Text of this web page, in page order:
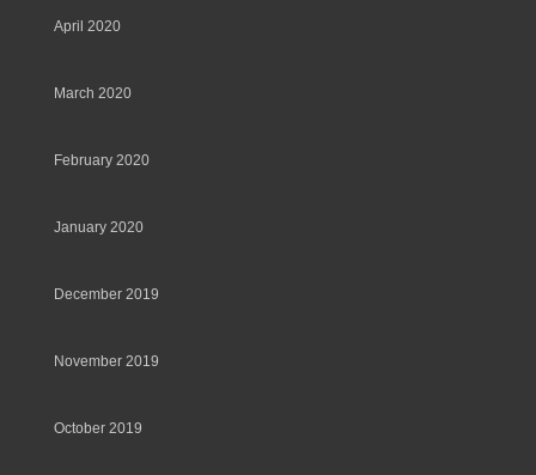
April 2020
March 2020
February 2020
January 2020
December 2019
November 2019
October 2019